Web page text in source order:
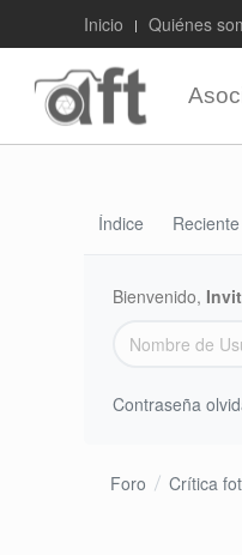
Inicio Quiénes
Índice Reciente
Bienvenido,
Contraseña
Foro Crítica